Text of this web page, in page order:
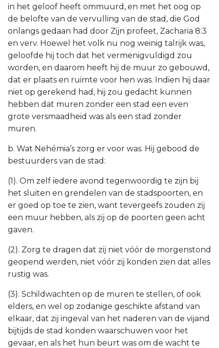
in het geloof heeft ommuurd, en met het oog op
de belofte van de vervulling van de stad, die God
onlangs gedaan had door Zijn profeet, Zacharia 8:3
en verv. Hoewel het volk nu nog weinig talrijk was,
geloofde hij toch dat het vermenigvuldigd zou
worden, en daarom heeft hij de muur zo gebouwd,
dat er plaats en ruimte voor hen was. Indien hij daar
niet op gerekend had, hij zou gedacht kunnen
hebben dat muren zonder een stad een even
grote versmaadheid was als een stad zonder
muren.
b. Wat Nehémia’s zorg er voor was. Hij gebood de
bestuurders van de stad:
(1). Om zelf iedere avond tegenwoordig te zijn bij
het sluiten en grendelen van de stadspoorten, en
er goed op toe te zien, want tevergeefs zouden zij
een muur hebben, als zij op de poorten geen acht
gaven.
(2). Zorg te dragen dat zij niet vóór de morgenstond
geopend werden, niet vóór zij konden zien dat alles
rustig was.
(3). Schildwachten op de muren te stellen, of ook
elders, en wel op zodanige geschikte afstand van
elkaar, dat zij ingeval van het naderen van de vijand
bijtijds de stad konden waarschuwen voor het
gevaar, en als het hun beurt was om de wacht te